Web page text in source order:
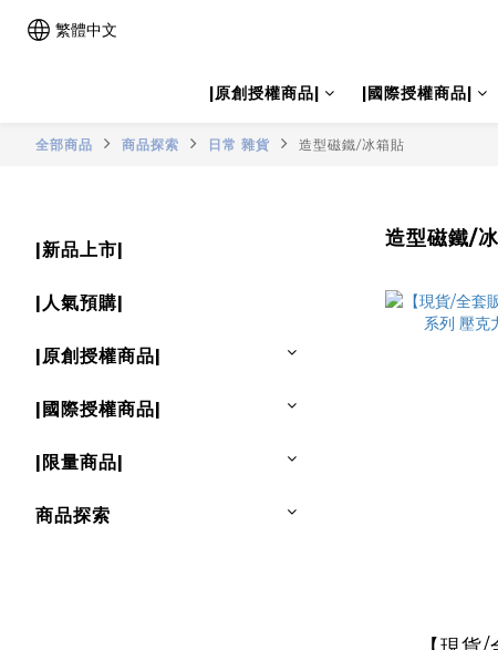
繁體中文
|原創授權商品| |國際授權商品|
全部商品 商品探索 日常 雜貨 造型磁鐵/冰箱貼
|新品上市|
|人氣預購|
|原創授權商品|
|國際授權商品|
|限量商品|
商品探索
造型磁鐵/